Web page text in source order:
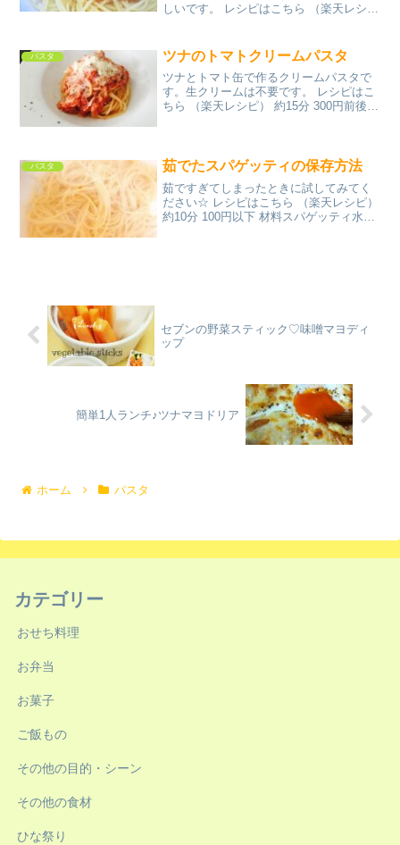
しいです。 レシピはこちら （楽天レシ
ーブオイル小麦粉○ホールトマト○水○コ
ンソメ○ケチャ...
パスタ ツナのトマトクリームパスタ
ツナとトマト缶で作るクリームパスタで
す。生クリームは不要です。 レシピはこ
ちら （楽天レシピ） 約15分 300円前後
なのレビュー
パスタ 茹でたスパゲッティの保存方法
茹ですぎてしまったときに試してみてく
ださい☆ レシピはこちら （楽天レシピ）
約10分 100円以下 材料スパゲッティ水塩
セブンの野菜スティック♡味噌マヨディ
ップ
簡単1人ランチ♪ツナマヨドリア
ホーム パスタ
カテゴリー
おせち料理
お弁当
お菓子
ご飯もの
その他の目的・シーン
その他の食材
ひな祭り